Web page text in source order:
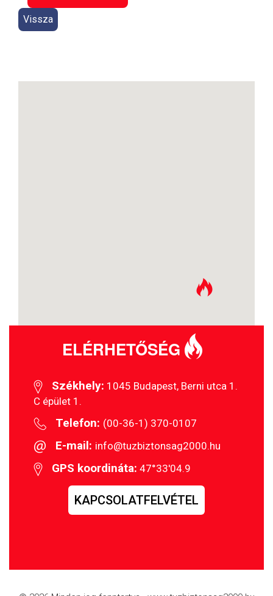
Vissza
ELÉRHETŐSÉG
Székhely: 1045 Budapest, Berni utca 1.
C épület 1.
Telefon: (00-36-1) 370-0107
E-mail: info@tuzbiztonsag2000.hu
GPS koordináta: 47°33'04.9
KAPCSOLATFELVÉTEL